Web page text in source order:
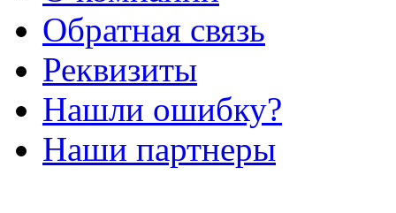
Обратная связь
Реквизиты
Нашли ошибку?
Наши партнеры